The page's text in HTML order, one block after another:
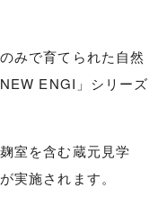
みで育てられた自然
ENGI」シリーズ
室を含む蔵元見学
実施されます。